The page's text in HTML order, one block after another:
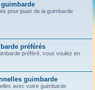
pour jouer de la guimbarde
préférés
préféré, vous voulez en
guimbarde
avec votre guimbarde